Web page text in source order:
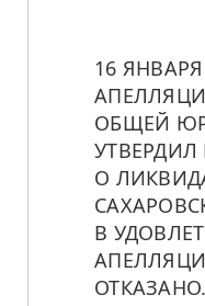
16
ОБЩЕЙ
О
В
ОТКАЗАНО.